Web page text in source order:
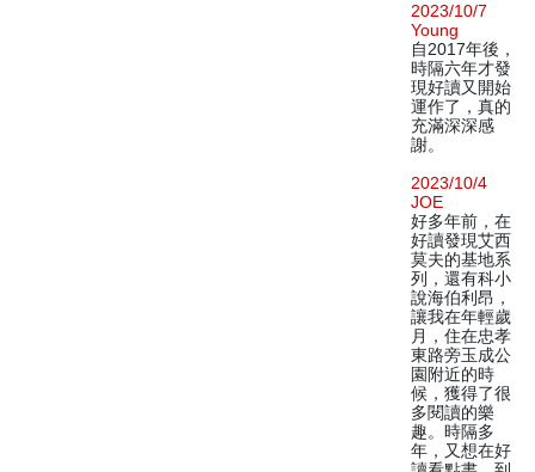
2023/10/7
Young
自2017年後，
時隔六年才發
現好讀又開始
運作了，真的
充滿深深感
謝。
2023/10/4
JOE
好多年前，在
好讀發現艾西
莫夫的基地系
列，還有科小
說海伯利昂，
讓我在年輕歲
月，住在忠孝
東路旁玉成公
園附近的時
候，獲得了很
多閱讀的樂
趣。時隔多
年，又想在好